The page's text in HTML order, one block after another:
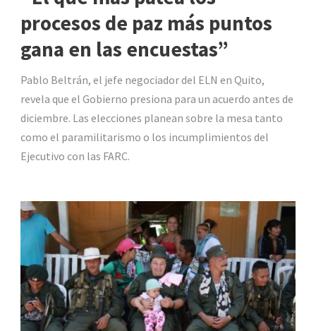
procesos de paz más puntos
gana en las encuestas”
Pablo Beltrán, el jefe negociador del ELN en Quito,
revela que el Gobierno presiona para un acuerdo antes de
diciembre. Las elecciones planean sobre la mesa tanto
como el paramilitarismo o los incumplimientos del
Ejecutivo con las FARC.